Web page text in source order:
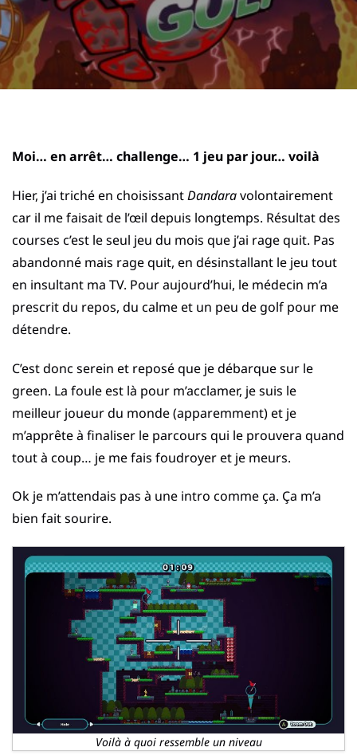
Moi… en arrêt… challenge… 1 jeu par jour… voilà
Hier, j’ai triché en choisissantDandaravolontairement
car il me faisait de l’œil depuis longtemps. Résultat des
courses c’est le seul jeu du mois que j’ai rage quit. Pas
abandonné mais rage quit, en désinstallant le jeu tout
en insultant ma TV. Pour aujourd’hui, le médecin m’a
prescrit du repos, du calme et un peu de golf pour me
détendre.
C’est donc serein et reposé que je débarque sur le
green. La foule est là pour m’acclamer, je suis le
meilleur joueur du monde (apparemment) et je
m’apprête à finaliser le parcours qui le prouvera quand
tout à coup… je me fais foudroyer et je meurs.
Ok je m’attendais pas à une intro comme ça. Ça m’a
bien fait sourire.
Voilà à quoi ressemble un niveau